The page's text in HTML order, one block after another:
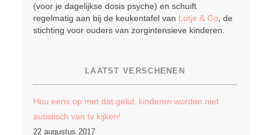
(voor je dagelijkse dosis psyche) en schuift
regelmatig aan bij de keukentafel van Lotje & Co, de
stichting voor ouders van zorgintensieve kinderen.
LAATST VERSCHENEN
Hou eens op met dat gelul: kinderen worden niet
autistisch van tv kijken!
22 augustus 2017